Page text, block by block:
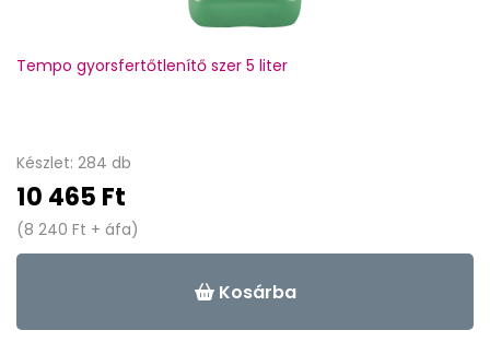
Tempo gyorsfertőtlenítő szer 5 liter
Készlet: 284 db
10 465 Ft
(8 240 Ft + áfa)
Kosárba